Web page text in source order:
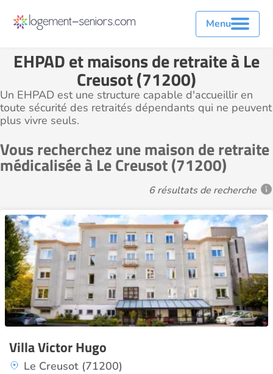
Menu
EHPAD et maisons de retraite à Le
Creusot (71200)
Un EHPAD est une structure capable d'accueillir en
toute sécurité des retraités dépendants qui ne peuvent
plus vivre seuls.
Vous recherchez une maison de retraite
médicalisée à Le Creusot (71200)
6 résultats de recherche
Villa Victor Hugo
Le Creusot (71200)